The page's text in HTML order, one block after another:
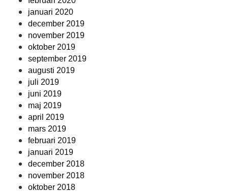
januari 2020
december 2019
november 2019
oktober 2019
september 2019
augusti 2019
juli 2019
juni 2019
maj 2019
april 2019
mars 2019
februari 2019
januari 2019
december 2018
november 2018
oktober 2018